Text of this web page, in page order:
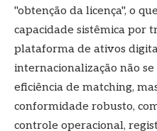
"obtenção da licença", o
capacidade sistêmica por
plataforma de ativos
internacionalização não
eficiência de matching,
conformidade robusto,
controle operacional,